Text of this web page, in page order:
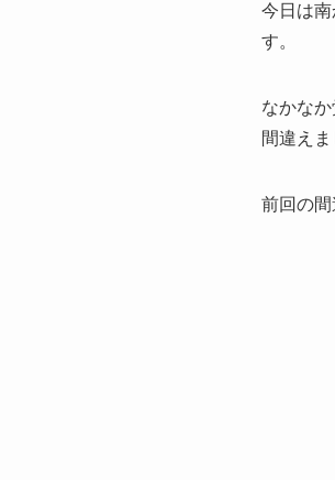
今日は
す。
なかな
間違えま
前回の